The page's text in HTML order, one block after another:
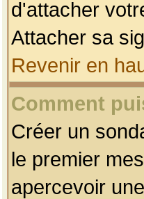
d'attacher
Attacher sa
Revenir en
Comment
Créer un
le premier
apercevoir